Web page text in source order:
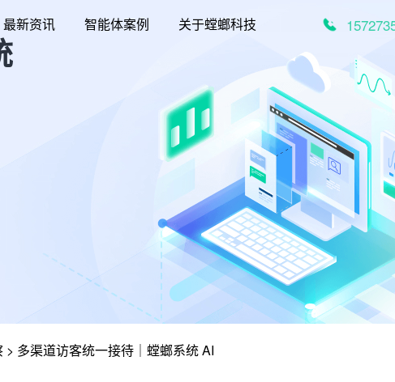
最新资讯 智能体案例 关于螳螂科技
> 多渠道访客统一接待｜螳螂系统 AI